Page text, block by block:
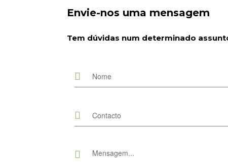
Envie-nos uma mensagem
Tem dúvidas num determinado